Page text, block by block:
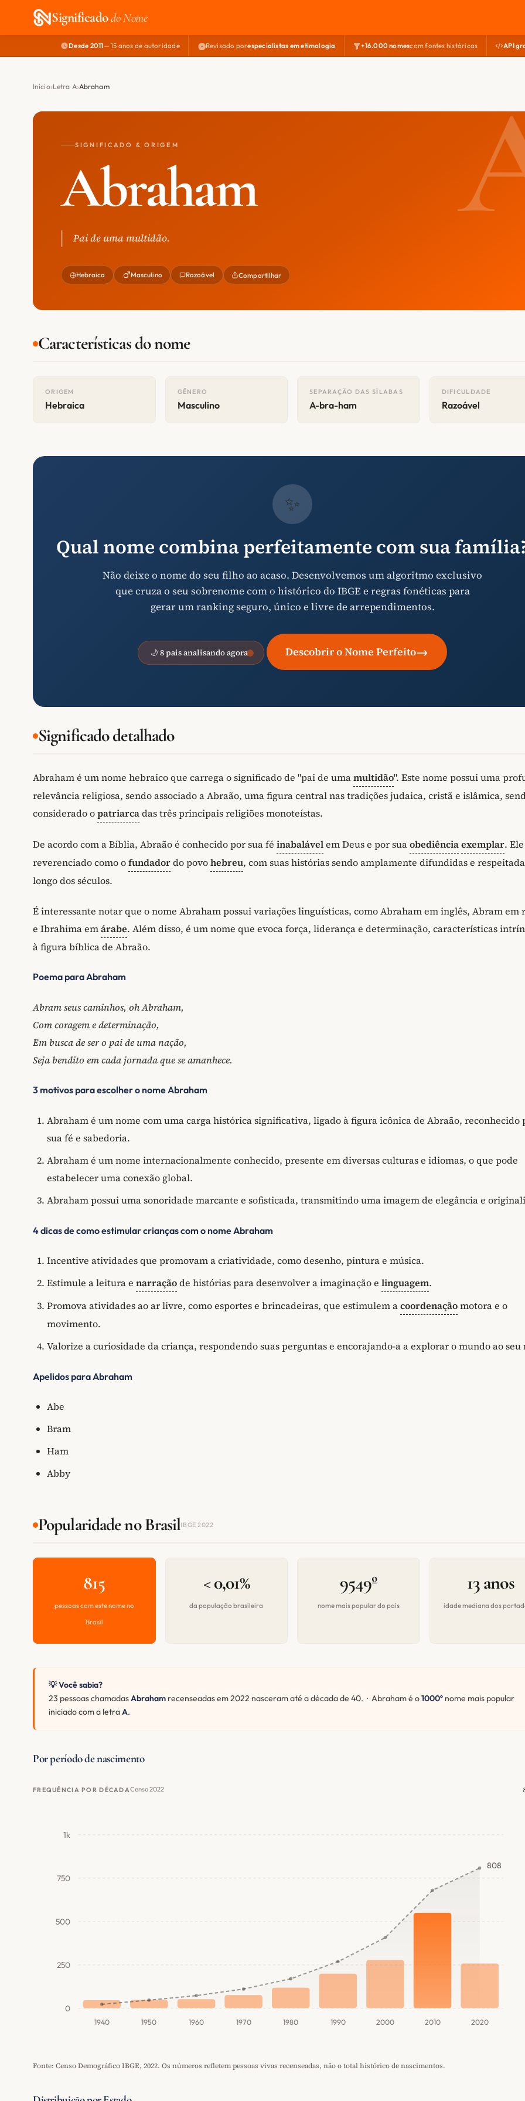
Significadodo Nome
Desde 2011— 15 anos de autoridade Revisado porespecialistas em etimologia +16.000 nomescom fontes históricas API
Início Letra A Abraham
SIGNIFICADO & ORIGEM
Abraham
Pai de uma multidão.
Hebraica Masculino Razoável Compartilhar
Características do nome
ORIGEM
Hebraica
GÊNERO
Masculino
SEPARAÇÃO DAS SÍLABAS
A-bra-ham
DIFICULDADE
Razoável
✨
Qual nome combina perfeitamente com sua
Não deixe o nome do seu filho ao acaso. Desenvolvemos um algoritmo exclusivo
que cruza o seu sobrenome com o histórico do IBGE e regras fonéticas para
gerar um ranking seguro, único e livre de arrependimentos.
🌙 8 pais analisando agora Descobrir o Nome Perfeito→
Significado detalhado
Abraham é um nome hebraico que carrega o significado de "pai de umamultidão". Este nome possui uma
relevância religiosa, sendo associado a Abraão, uma figura central nas tradições judaica, cristã e islâmica,
considerado opatriarcadas três principais religiões monoteístas.
De acordo com a Bíblia, Abraão é conhecido por sua fé inabalávelem Deus e por suaobediênciaexemplar.
reverenciado como ofundadordo povohebreu, com suas histórias sendo amplamente difundidas e
longo dos séculos.
É interessante notar que o nome Abraham possui variações linguísticas, como Abraham em inglês, Abram em
e Ibrahima emárabe. Além disso, é um nome que evoca força, liderança e determinação, características
à figura bíblica de Abraão.
Poema para Abraham
Abram seus caminhos, oh Abraham,
Com coragem e determinação,
Em busca de ser o pai de uma nação,
Seja bendito em cada jornada que se amanhece.
3 motivos para escolher o nome Abraham
Abraham é um nome com uma carga histórica significativa, ligado à figura icônica de Abraão, reconhecido
sua fé e sabedoria.
Abraham é um nome internacionalmente conhecido, presente em diversas culturas e idiomas, o que pode
estabelecer uma conexão global.
Abraham possui uma sonoridade marcante e sofisticada, transmitindo uma imagem de elegância e
4 dicas de como estimular crianças com o nome Abraham
Incentive atividades que promovam a criatividade, como desenho, pintura e música.
Estimule a leitura e narraçãode histórias para desenvolver a imaginação e linguagem.
Promova atividades ao ar livre, como esportes e brincadeiras, que estimulem acoordenaçãomotora e o
movimento.
Valorize a curiosidade da criança, respondendo suas perguntas e encorajando-a a explorar o mundo ao seu
Apelidos para Abraham
Abe
Bram
Ham
Abby
Popularidade no BrasilIBGE 2022
815
pessoas com este nome no
Brasil
< 0,01%
da população brasileira
9549º
nome mais popular do país
13 anos
idade mediana dos
💡 Você sabia?
23 pessoas chamadasAbraham recenseadas em 2022 nasceram até a década de 40. · Abraham é o1000º nome mais popular
iniciado com a letraA.
Por período de nascimento
FREQUÊNCIA POR DÉCADACenso 2022
0
250
500
750
1k
1940 1950 1960 1970 1980 1990 2000 2010 2020
808
Fonte: Censo Demográfico IBGE, 2022. Os números refletem pessoas vivas recenseadas, não o total histórico de nascimentos.